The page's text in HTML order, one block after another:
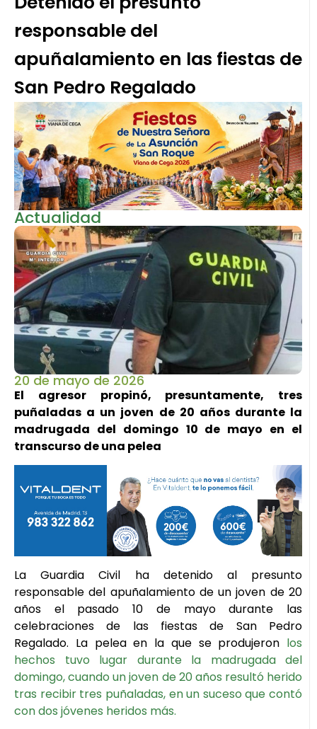
responsable del
apuñalamiento en las fiestas de
San Pedro Regalado
Actualidad
20 de mayo de 2026
El agresor propinó, presuntamente, tres
puñaladas a un joven de 20 años durante la
madrugada del domingo 10 de mayo en el
transcurso de una pelea
La Guardia Civil ha detenido al presunto
responsable del apuñalamiento de un joven de 20
años el pasado 10 de mayo durante las
celebraciones de las fiestas de San Pedro
Regalado. La pelea en la que se produjeron los
hechos tuvo lugar durante la madrugada del
domingo, cuando un joven de 20 años resultó herido
tras recibir tres puñaladas, en un suceso que contó
con dos jóvenes heridos más.